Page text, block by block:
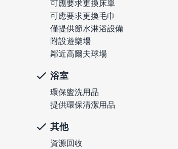
可應要求更換床單
可應要求更換毛巾
僅提供節水淋浴設備
附設遊樂場
鄰近高爾夫球場
浴室
環保盥洗用品
提供環保清潔用品
其他
資源回收